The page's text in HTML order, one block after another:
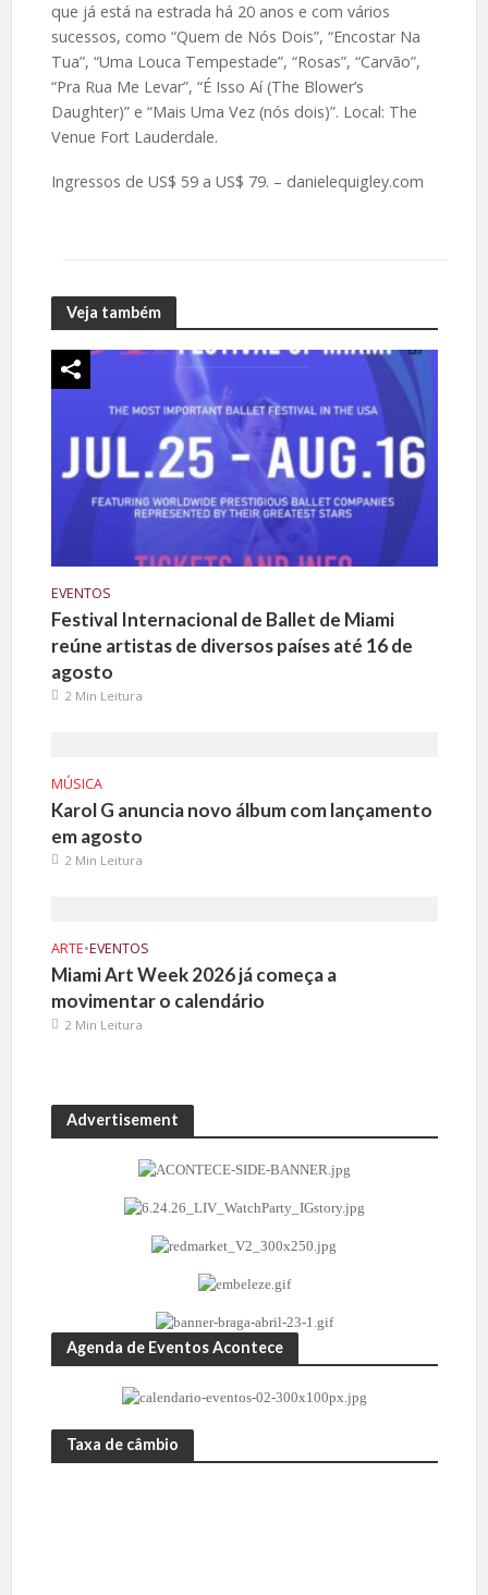
que já está na estrada há 20 anos e com vários
sucessos, como “Quem de Nós Dois”, “Encostar Na
Tua”, “Uma Louca Tempestade”, “Rosas”, “Carvão”,
“Pra Rua Me Levar”, “É Isso Aí (The Blower’s
Daughter)” e “Mais Uma Vez (nós dois)”. Local: The
Venue Fort Lauderdale.
Ingressos de US$ 59 a US$ 79. – danielequigley.com
Veja também
EVENTOS
Festival Internacional de Ballet de Miami
reúne artistas de diversos países até 16 de
agosto
2 Min Leitura
MÚSICA
Karol G anuncia novo álbum com lançamento
em agosto
2 Min Leitura
ARTE•EVENTOS
Miami Art Week 2026 já começa a
movimentar o calendário
2 Min Leitura
Advertisement
Agenda de Eventos Acontece
Taxa de câmbio